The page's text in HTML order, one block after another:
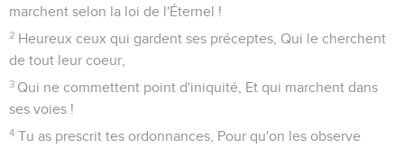
marchent selon la loi de l'Éternel !
2 Heureux ceux qui gardent ses préceptes, Qui le cherchent
de tout leur coeur,
3 Qui ne commettent point d'iniquité, Et qui marchent dans
ses voies !
4 Tu as prescrit tes ordonnances, Pour qu'on les observe